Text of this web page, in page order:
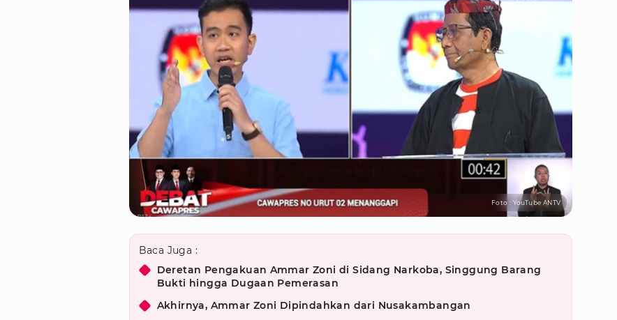
Foto : YouTube ANTV
Baca Juga :
Deretan Pengakuan Ammar Zoni di Sidang Narkoba, Singgung Barang
Bukti hingga Dugaan Pemerasan
Akhirnya, Ammar Zoni Dipindahkan dari Nusakambangan